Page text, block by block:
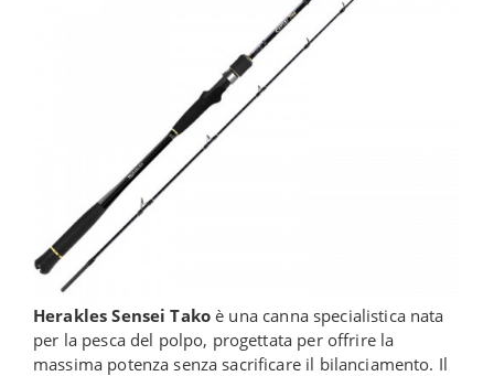
Herakles Sensei Tako è una canna specialistica nata
per la pesca del polpo, progettata per offrire la
massima potenza senza sacrificare il bilanciamento. Il